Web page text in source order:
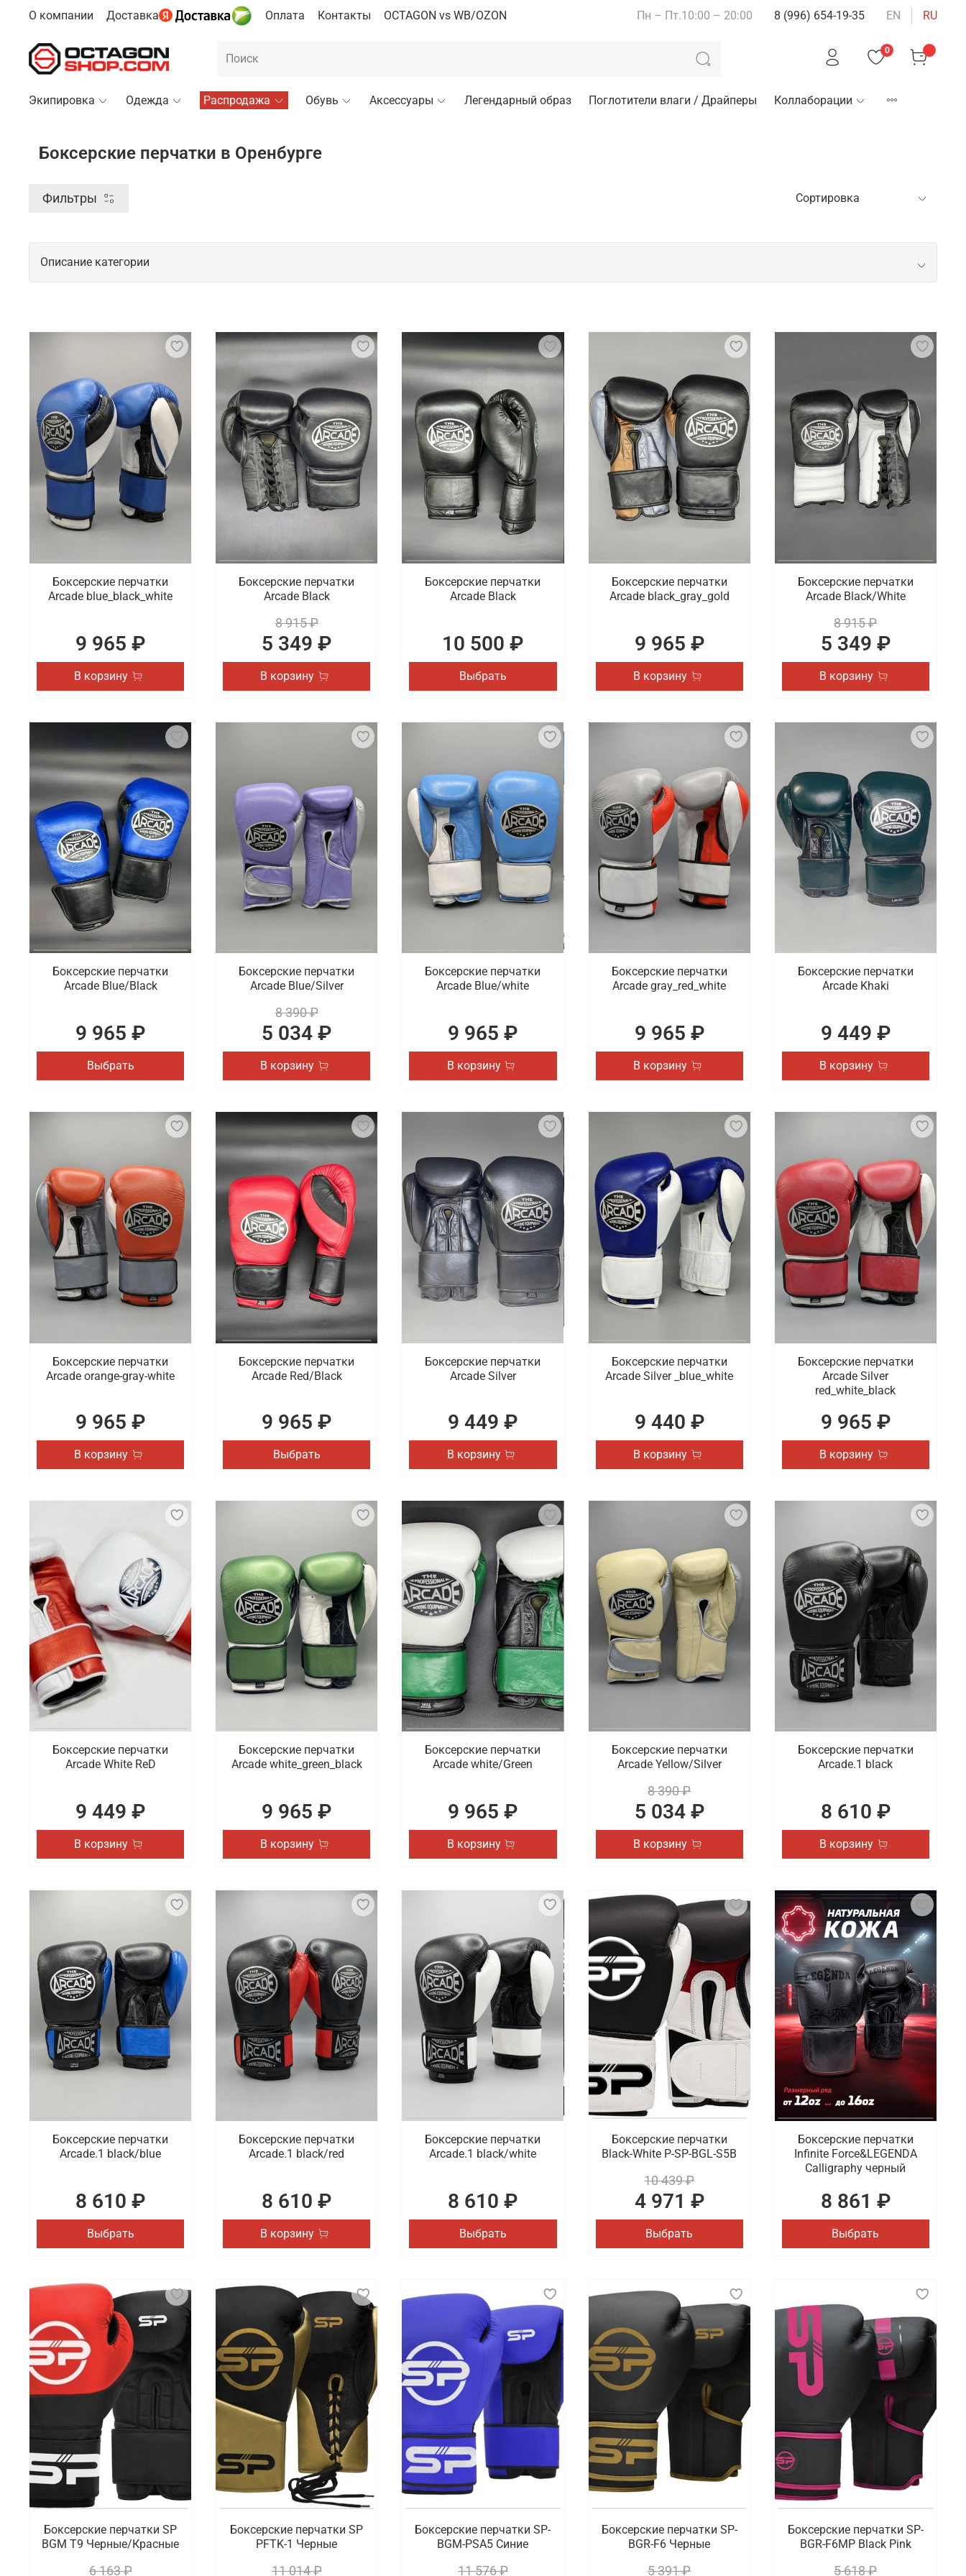
О компании Доставка Оплата Контакты OCTAGON vs WB/OZON Пн – Пт.10:00 – 20:00 8 (996) 654-19-35 EN RU
0
Экипировка Одежда Распродажа Обувь Аксессуары Легендарный образ Поглотители влаги / Драйперы Коллаборации
Боксерские перчатки в Оренбурге
Фильтры
Описание категории
жесткую внешнюю оболочку и мягкую подкладку, чтобы обеспечить комфорт и защитить костяшки пальцев и суставы от повреждений. Боксерские перчатки
должны быть правильно подобраны по размеру и весу, чтобы гарантировать максимальную защиту и контроль за ударом. Они также имеют удобную фиксацию
на запястье, чтобы предотвратить их смещение во время тренировок или боя.
Что мы предлагаем на выбор
Боксерские перчатки – это не только функциональный предмет, но и символ силы, выносливости и спортивного духа. Для наших покупателей мы подготовили
качественную экипировку в ярких дизайнах на выбор. В ассортименте доступны профессиональные тренировочные перчатки для спаррингов, а также
соревнований, для отработки новых приемов.
Где заказать перчатки для бокса от проверенных брендов с доставкой по Оренбургу
В интернет-магазине Octagon Shop можно по хорошей цене купить боксерские перчатки для начинающих и профессиональных спортсменов. В ассортименте
доступны разные модели, выпуском которых занимаются проверенные спортивные бренды. Доставка оформленных онлайн покупок осуществляется по
Оренбургу.
Боксерские перчатки
Arcade blue_black_white
9 965 ₽
В корзину
Боксерские перчатки
Arcade Black
8 915 ₽
5 349 ₽
В корзину
Боксерские перчатки
Arcade Black
10 500 ₽
Выбрать
Боксерские перчатки
Arcade black_gray_gold
9 965 ₽
В корзину
Боксерские перчатки
Arcade Black/White
8 915 ₽
5 349 ₽
В корзину
Боксерские перчатки
Arcade Blue/Black
9 965 ₽
Выбрать
Боксерские перчатки
Arcade Blue/Silver
8 390 ₽
5 034 ₽
В корзину
Боксерские перчатки
Arcade Blue/white
9 965 ₽
В корзину
Боксерские перчатки
Arcade gray_red_white
9 965 ₽
В корзину
Боксерские перчатки
Arcade Khaki
9 449 ₽
В корзину
Боксерские перчатки
Arcade orange-gray-white
9 965 ₽
В корзину
Боксерские перчатки
Arcade Red/Black
9 965 ₽
Выбрать
Боксерские перчатки
Arcade Silver
9 449 ₽
В корзину
Боксерские перчатки
Arcade Silver _blue_white
9 440 ₽
В корзину
Боксерские перчатки
Arcade Silver
red_white_black
9 965 ₽
В корзину
Боксерские перчатки
Arcade White ReD
9 449 ₽
В корзину
Боксерские перчатки
Arcade white_green_black
9 965 ₽
В корзину
Боксерские перчатки
Arcade white/Green
9 965 ₽
В корзину
Боксерские перчатки
Arcade Yellow/Silver
8 390 ₽
5 034 ₽
В корзину
Боксерские перчатки
Arcade.1 black
8 610 ₽
В корзину
Боксерские перчатки
Arcade.1 black/blue
8 610 ₽
Выбрать
Боксерские перчатки
Arcade.1 black/red
8 610 ₽
В корзину
Боксерские перчатки
Arcade.1 black/white
8 610 ₽
Выбрать
Боксерские перчатки
Black-White P-SP-BGL-S5B
10 439 ₽
4 971 ₽
Выбрать
Боксерские перчатки
Infinite Force&LEGENDA
Calligraphy черный
8 861 ₽
Выбрать
Боксерские перчатки SP
BGM T9 Черные/Красные
6 163 ₽
Боксерские перчатки SP
PFTK-1 Черные
11 014 ₽
Боксерские перчатки SP-
BGM-PSA5 Синие
11 576 ₽
Боксерские перчатки SP-
BGR-F6 Черные
5 391 ₽
Боксерские перчатки SP-
BGR-F6MP Black Pink
5 618 ₽